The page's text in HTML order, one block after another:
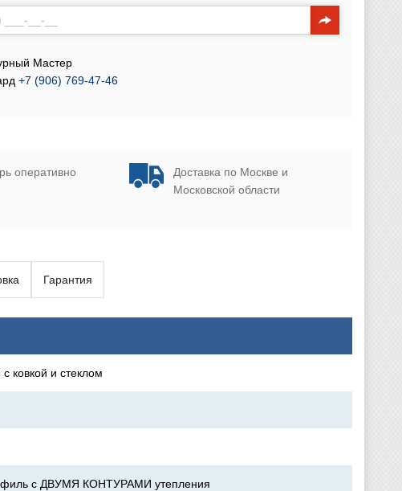
Мастер
+7 (906) 769-47-46
оперативно
Доставка по Москве и
Московской области
Гарантия
ковкой и стеклом
с ДВУМЯ КОНТУРАМИ утепления